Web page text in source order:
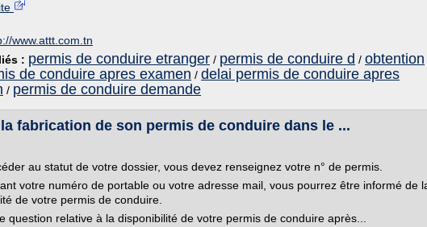
www.attt.com.tn
: permis de conduire etranger / permis de conduire d / obtention
de conduire apres examen / delai permis de conduire apres
/ permis de conduire demande
fabrication de son permis de conduire dans le ...
au statut de votre dossier, vous devez renseignez votre n° de permis.
votre numéro de portable ou votre adresse mail, vous pourrez être informé de
de votre permis de conduire.
question relative à la disponibilité de votre permis de conduire après...